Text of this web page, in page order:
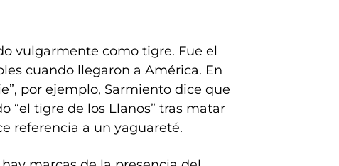
vulgarmente como tigre. Fue el
cuando llegaron a América. En
por ejemplo, Sarmiento dice que
“el tigre de los Llanos” tras matar
referencia a un yaguareté.